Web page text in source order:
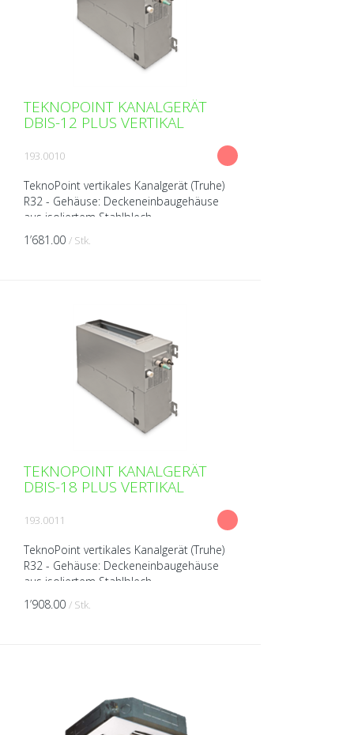
TEKNOPOINT KANALGERÄT
DBIS-12 PLUS VERTIKAL
193.0010
TeknoPoint vertikales Kanalgerät (Truhe)
R32 - Gehäuse: Deckeneinbaugehäuse
aus isoliertem Stahlblech -
Wärmepumpengerät (kühlen/heizen) -
Ventilator (Tangentiallüfter) -...
1’681.00 / Stk.
TEKNOPOINT KANALGERÄT
DBIS-18 PLUS VERTIKAL
193.0011
TeknoPoint vertikales Kanalgerät (Truhe)
R32 - Gehäuse: Deckeneinbaugehäuse
aus isoliertem Stahlblech -
Wärmepumpengerät (kühlen/heizen) -
Ventilator (Tangentiallüfter) -...
1’908.00 / Stk.